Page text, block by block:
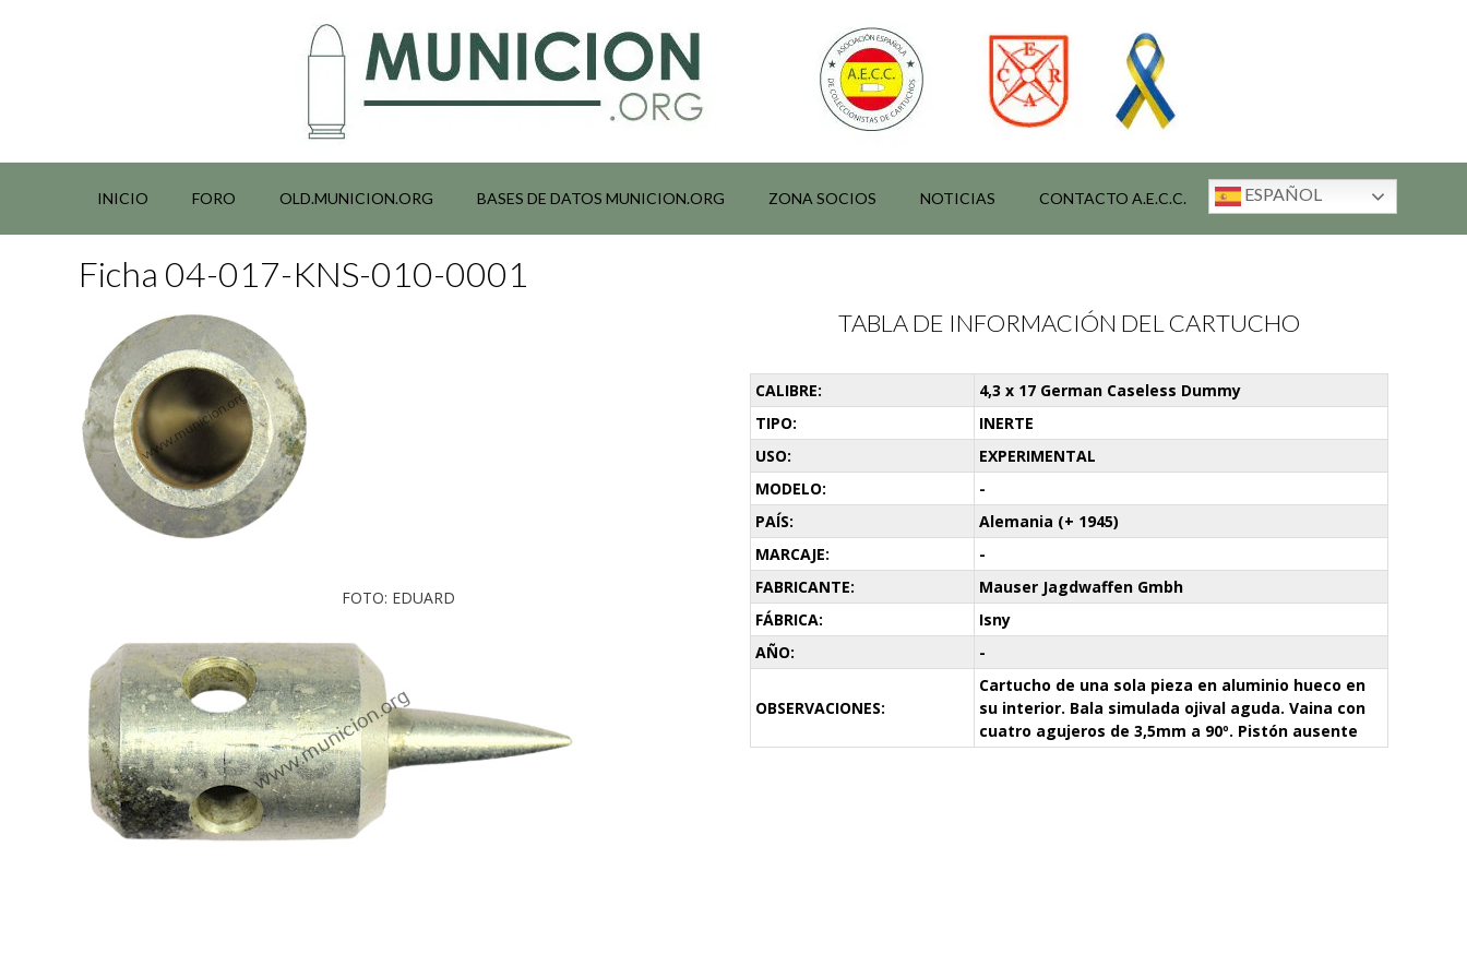
INICIO FORO OLD.MUNICION.ORG BASES DE DATOS MUNICION.ORG ZONA SOCIOS NOTICIAS CONTACTO A.E.C.C. ESPAÑOL
Ficha 04-017-KNS-010-0001
FOTO: EDUARD
TABLA DE INFORMACIÓN DEL CARTUCHO
CALIBRE:
4,3 x 17 German Caseless Dummy
TIPO:
INERTE
USO:
EXPERIMENTAL
MODELO:
-
PAÍS:
Alemania (+ 1945)
MARCAJE:
-
FABRICANTE:
Mauser Jagdwaffen Gmbh
FÁBRICA:
Isny
AÑO:
-
OBSERVACIONES:
Cartucho de una sola pieza en aluminio hueco en
su interior. Bala simulada ojival aguda. Vaina con
cuatro agujeros de 3,5mm a 90º. Pistón ausente